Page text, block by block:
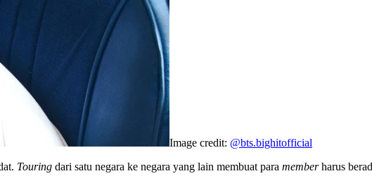
Image credit: @bts.bighitofficial
Touring dari satu negara ke negara yang lain membuat para memberharus